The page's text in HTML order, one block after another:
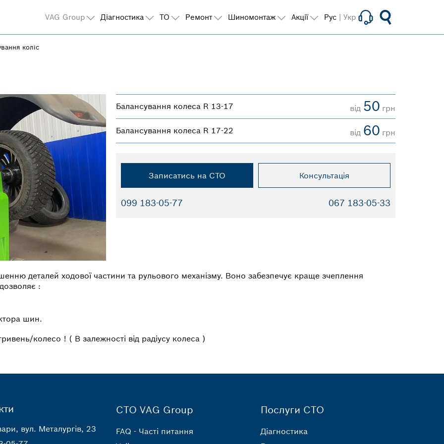
коліс
Балансування колеса R 13-17 від 50 грн
Балансування колеса R 17-22 від 60 грн
Записатись на СТО Консультація
099 183-05-77 067 183-05-33
деталей ходової частини та рульового механізму. Воно забезпечує краще зчеплення
:
шин.
колесо ! ( В залежності від радіусу колеса )
вул. Металургів, 23
СТО VAG Group
FAQ - Часті питання
Послуги СТО
Діагностика
VAG Group Діагностика ТО Ремонт Шиномонтаж Акції Рус | Укр